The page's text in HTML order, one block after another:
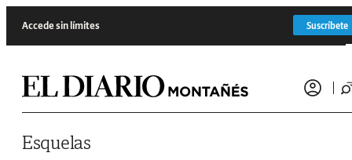
Accede sin límites Suscríbete
Esquelas